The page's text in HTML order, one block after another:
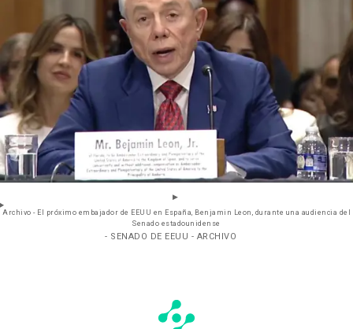
Archivo - El próximo embajador de EEUU en España, Benjamin Leon, durante una audiencia del
Senado estadounidense
- SENADO DE EEUU - ARCHIVO